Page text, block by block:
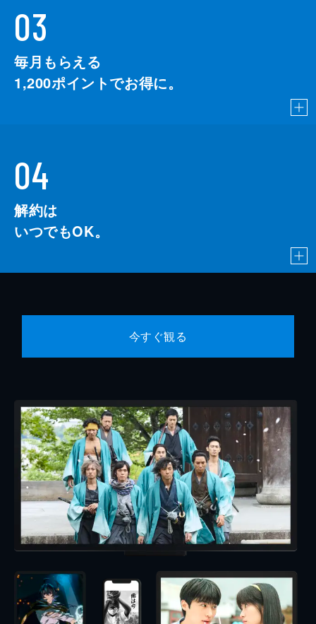
03
毎月もらえる
1,200ポイントでお得に。
04
解約は
いつでもOK。
今すぐ観る